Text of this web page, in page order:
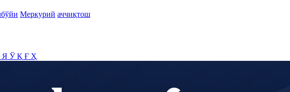
Меркурий аччиқтош
Я ЎҚ Ғ Ҳ